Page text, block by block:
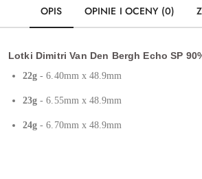
OPIS OPINIE I OCENY (0)
Lotki Dimitri Van Den Bergh Echo SP
22g- 6.40mm x 48.9mm
23g- 6.55mm x 48.9mm
24g- 6.70mm x 48.9mm